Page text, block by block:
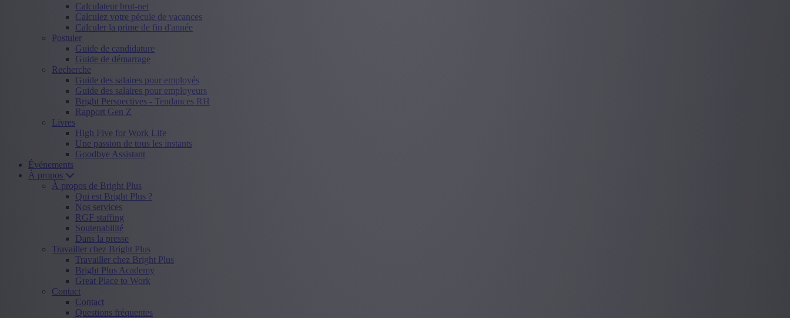
Calculateur brut-net
Calculez votre pécule de vacances
Calculer la prime de fin d'année
Postuler
Guide de candidature
Guide de démarrage
Recherche
Guide des salaires pour employés
Guide des salaires pour employeurs
Bright Perspectives - Tendances RH
Rapport Gen Z
Livres
High Five for Work Life
Une passion de tous les instants
Goodbye Assistant
Événements
À propos
À propos de Bright Plus
Qui est Bright Plus ?
Nos services
RGF staffing
Soutenabilité
Dans la presse
Travailler chez Bright Plus
Travailler chez Bright Plus
Bright Plus Academy
Great Place to Work
Contact
Contact
Questions fréquentes